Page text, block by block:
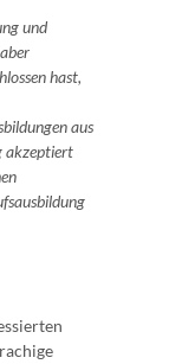
und
hast,
aus
akzeptiert